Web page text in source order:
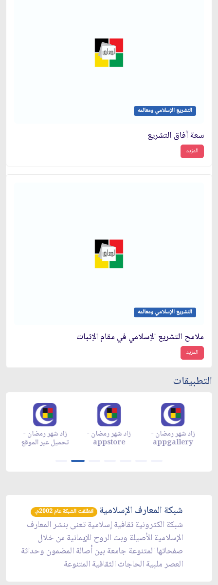
التشريع الإسلامي ومعالمه
سعة آفاق التشريع
المزيد
التشريع الإسلامي ومعالمه
ملامح التشريع الاِسلامي في مقام الاِثبات
المزيد
التطبيقات
زاد شهر رمضان -
تحميل عبر الموقع
زاد شهر رمضان -
appstore
زاد شهر رمضان -
appgallery
شبكة المعارف الإسلامية انطلقت الشبكة عام 2002م.
شبكة الكترونية ثقافية إسلامية تعنى بنشر المعارف
الإسلامية الأصيلة وبث الروح الإيمانية من خلال
صفحاتها المتنوعة جامعة بين أصالة المضمون وحداثة
العصر ملبية الحاجات الثقافية المتنوعة